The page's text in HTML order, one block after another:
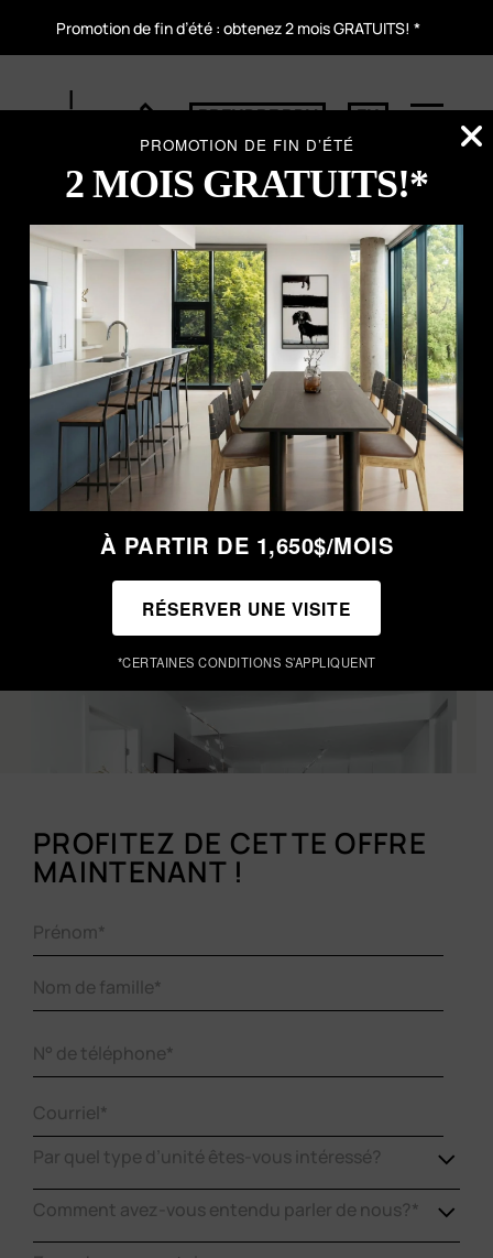
Promotion de fin d’été : obtenez 2 mois GRATUITS! *
EN
PRENDRE RDV
OFFRE D'UNE DURÉE LIMITÉE
!
Profitez de notre offre promotionnelle :
obtenez un mois gratuit et 500 $ de
rabais supplémentaires* à la signature
d’un nouveau bail.
Réservez votre visite aujourd’hui et
installez-vous sans compromis !
* Certaines conditions s’appliquent
PROFITEZ DE CETTE OFFRE
MAINTENANT !
Name(Required)
de
famille*
de
téléphone(Required)
What
of
Par quel type d’unité êtes-vous intéressé?
How
Comment avez-vous entendu parler de nous?*
PROMOTION DE FIN D’ÉTÉ
2 MOIS GRATUITS!*
À PARTIR DE 1,650$/MOIS
RÉSERVER UNE VISITE
*CERTAINES CONDITIONS S’APPLIQUENT